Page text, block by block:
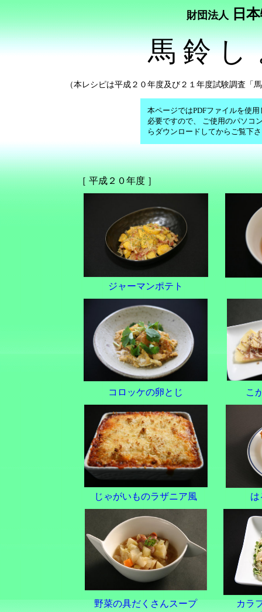
財団法人 日
馬 鈴 し
（本レシピは平成２０年度及び２１年度試験調査「
本ページではPDFファイルを使
必要ですので、 ご使用のパソコ
らダウンロードしてからご覧下
［ 平成２０年度 ］
ジャーマンポテト
コロッケの卵とじ こ
じゃがいものラザニア風 は
野菜の具だくさんスープ
カラ